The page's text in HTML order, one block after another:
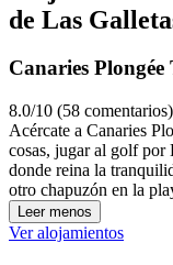
de Las
Canaries Plongée
8.0/10 (58 comentarios)
Acércate a Canaries
cosas, jugar al golf por
donde reina la
otro chapuzón en la
Leer menos
Ver alojamientos